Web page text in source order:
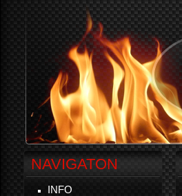
NAVIGATON
INFO